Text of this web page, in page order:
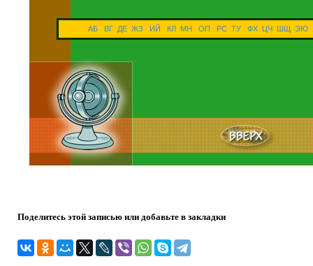
АБ ВГ ДЕ ЖЗ ИЙ КЛ МН ОП РС ТУ ФХ ЦЧ ЭЮ
Поделитесь этой записью или добавьте в закладки